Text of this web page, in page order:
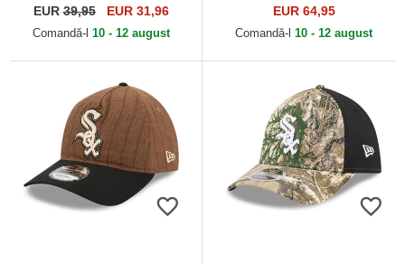
Pinstripe de Chicago White
Sox MLB de New Era
EUR39,95 EUR 31,96
Comandă-l 10 - 12 august
Palm de Chicago White Sox
MLB de New Era
EUR 64,95
Comandă-l 10 - 12 august